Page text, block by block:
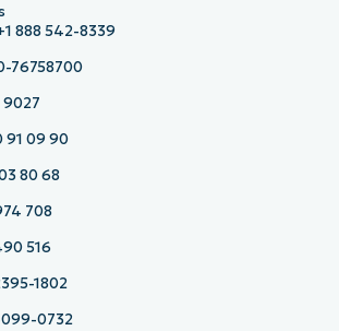
888 542-8339
76758700
91 09 90
80 68
708
516
1802
0732